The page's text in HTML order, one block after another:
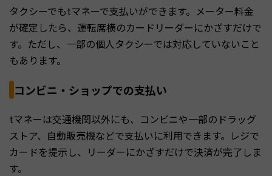
タクシーでもtマネーで支払いができます。メーター料金
が確定したら、運転席横のカードリーダーにかざすだけで
す。ただし、一部の個人タクシーでは対応していないこと
もあります。
コンビニ・ショップでの支払い
tマネーは交通機関以外にも、コンビニや一部のドラッグ
ストア、自動販売機などで支払いに利用できます。レジで
カードを提示し、リーダーにかざすだけで決済が完了しま
す。